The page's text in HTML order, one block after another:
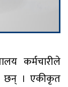
कर्मचारीले
छन् । एकीकृत